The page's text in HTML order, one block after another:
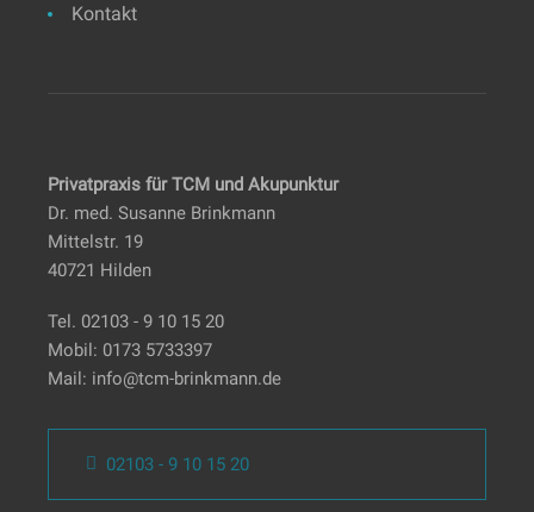
Kontakt
Privatpraxis für TCM und Akupunktur
Dr. med. Susanne Brinkmann
Mittelstr. 19
40721 Hilden
Tel. 02103 - 9 10 15 20
Mobil: 0173 5733397
Mail: info@tcm-brinkmann.de
02103 - 9 10 15 20